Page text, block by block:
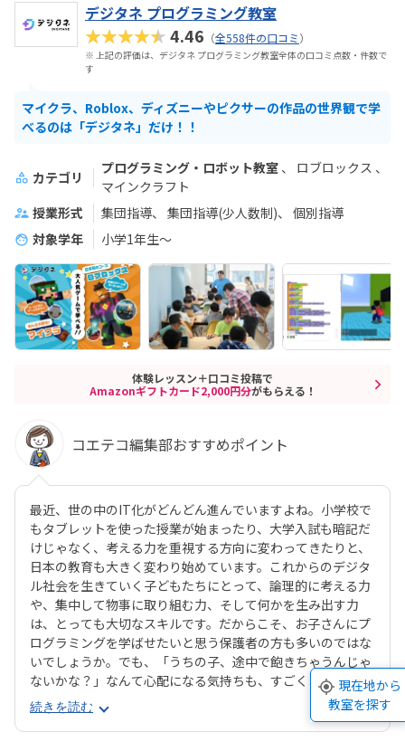
デジタネ プログラミング教室
★★★★★4.46 （全558件の口コミ）
※ 上記の評価は、デジタネ プログラミング教室全体の口コミ点数・件数で
す
マイクラ、Roblox、ディズニーやピクサーの作品の世界観で学
べるのは「デジタネ」だけ！！
カテゴリ
プログラミング・ロボット教室
ロブロックス
マインクラフト
授業形式
集団指導 集団指導(少人数制)
個別指導
対象学年
小学1年生～
体験レッスン＋口コミ投稿で
Amazonギフトカード2,000円分がもらえる！
コエテコ編集部おすすめポイント
最近、世の中のIT化がどんどん進んでいますよね。小学校で
もタブレットを使った授業が始まったり、大学入試も暗記だ
けじゃなく、考える力を重視する方向に変わってきたりと、
日本の教育も大きく変わり始めています。これからのデジタ
ル社会を生きていく子どもたちにとって、論理的に考える力
や、集中して物事に取り組む力、そして何かを生み出す力
は、とっても大切なスキルです。だからこそ、お子さんにプ
ログラミングを学ばせたいと思う保護者の方も多いのではな
いでしょうか。でも、「うちの子、途中で飽きちゃうんじゃ
ないかな？」なんて心配になる気持ちも、すごくよく分かり
ます。そんな方にぜひおすすめしたいのが、デジタネプログ
ラミング教室なんです。デジタネには、子どもたちが夢中に
なって取り組める工夫がたくさんあります。特にお子様たち
続きを読む
現在地から
教室を探す